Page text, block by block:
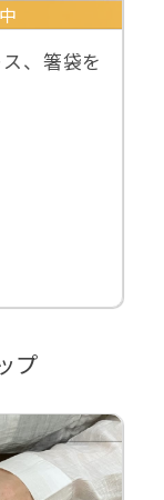
、箸袋を
プ